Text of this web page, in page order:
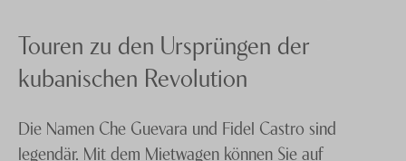
Touren zu den Ursprüngen der
kubanischen Revolution
Die Namen Che Guevara und Fidel Castro sind
legendär. Mit dem Mietwagen können Sie auf